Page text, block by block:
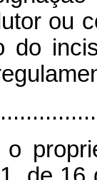
ou
do